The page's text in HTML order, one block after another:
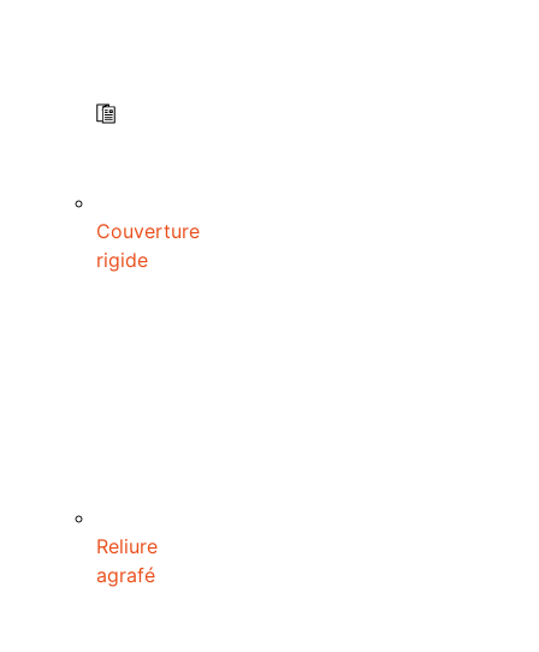
Couverture
rigide
Reliure
agrafé